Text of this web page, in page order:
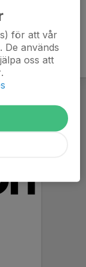
för att vår
De används
oss att